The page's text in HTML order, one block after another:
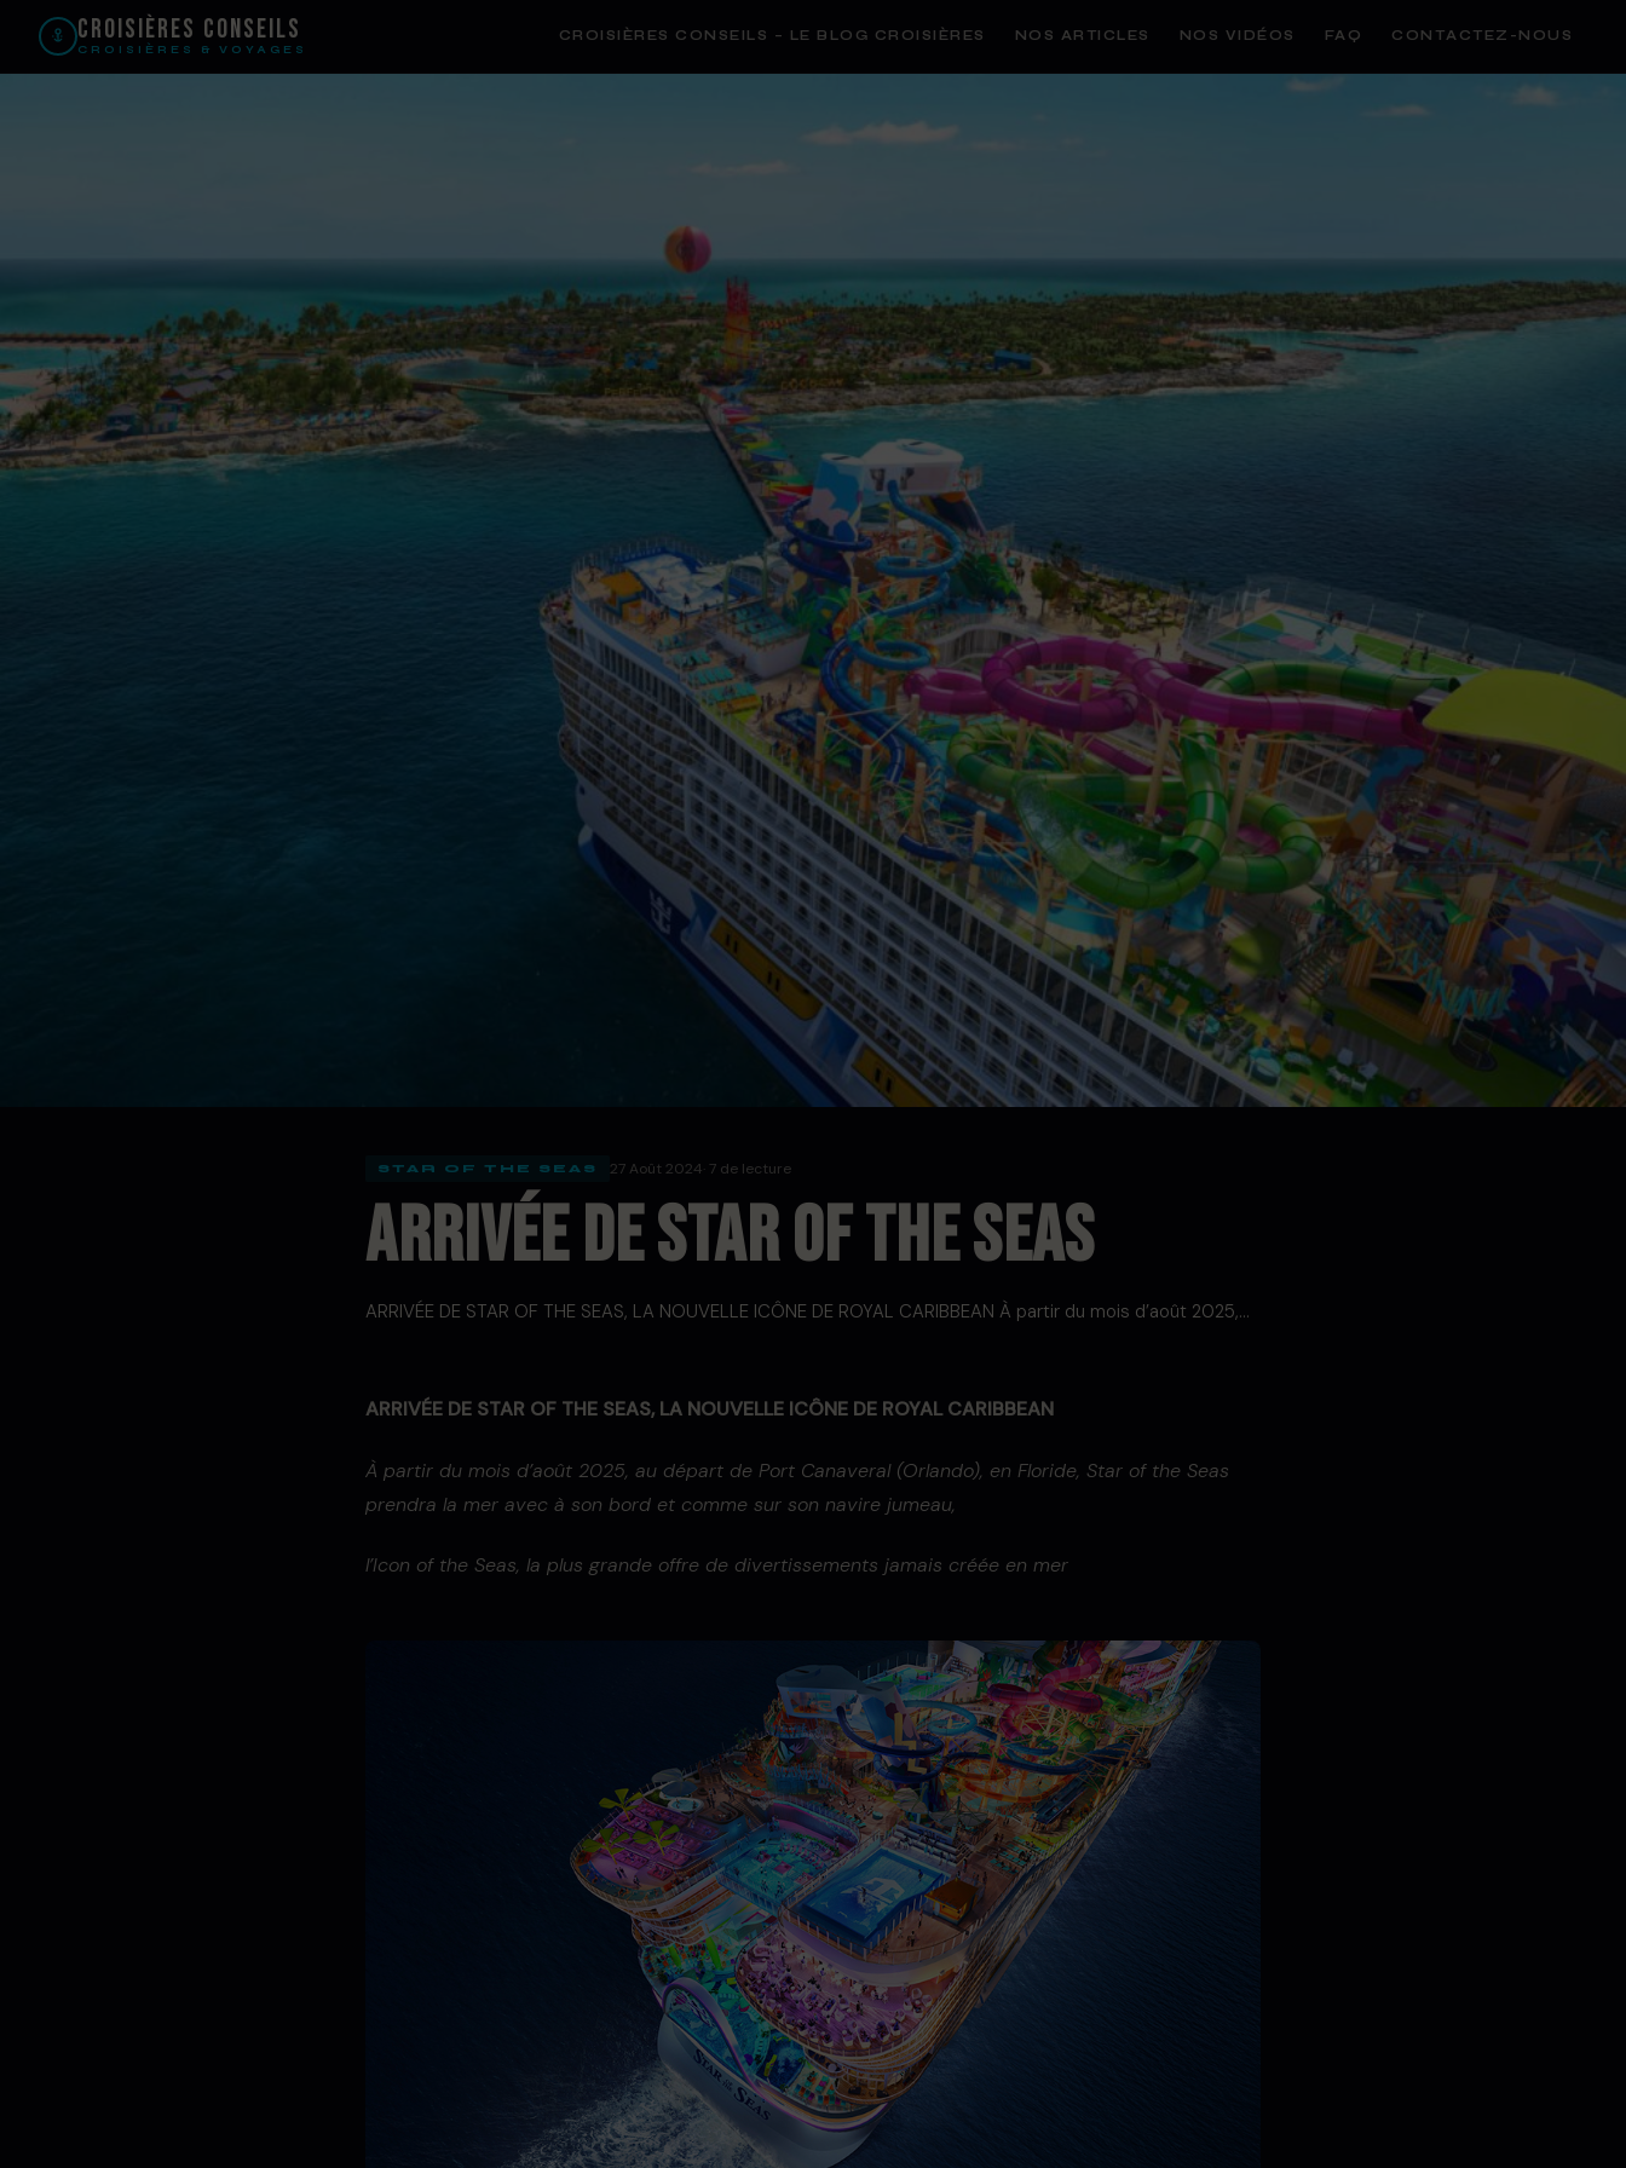
Croisières Conseils
CROISIÈRES & VOYAGES
CROISIÈRES CONSEILS – LE BLOG CROISIÈRES NOS ARTICLES NOS VIDÉOS FAQ CONTACTEZ-NOUS
STAR OF THE SEAS 27 Août 2024 · 7 de lecture
ARRIVÉE DE STAR OF THE SEAS
ARRIVÉE DE STAR OF THE SEAS, LA NOUVELLE ICÔNE DE ROYAL CARIBBEAN À partir du mois d’août 2025,…
ARRIVÉE DE STAR OF THE SEAS, LA NOUVELLE ICÔNE DE ROYAL CARIBBEAN
À partir du mois d’août 2025, au départ de Port Canaveral (Orlando), en Floride, Star of the Seas
prendra la mer avec à son bord et comme sur son navire jumeau,
l’Icon of the Seas, la plus grande offre de divertissements jamais créée en mer